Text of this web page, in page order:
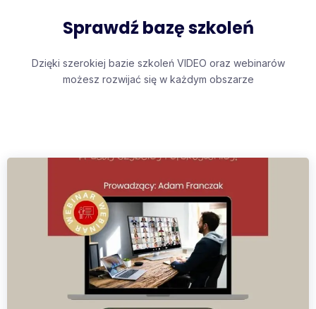
Sprawdź bazę szkoleń
Dzięki szerokiej bazie szkoleń VIDEO oraz webinarów
możesz rozwijać się w każdym obszarze